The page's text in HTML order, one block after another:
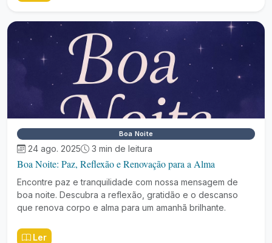
Boa Noite
24 ago. 2025 3 min de leitura
Boa Noite: Paz, Reflexão e Renovação para a Alma
Encontre paz e tranquilidade com nossa mensagem de
boa noite. Descubra a reflexão, gratidão e o descanso
que renova corpo e alma para um amanhã brilhante.
Ler